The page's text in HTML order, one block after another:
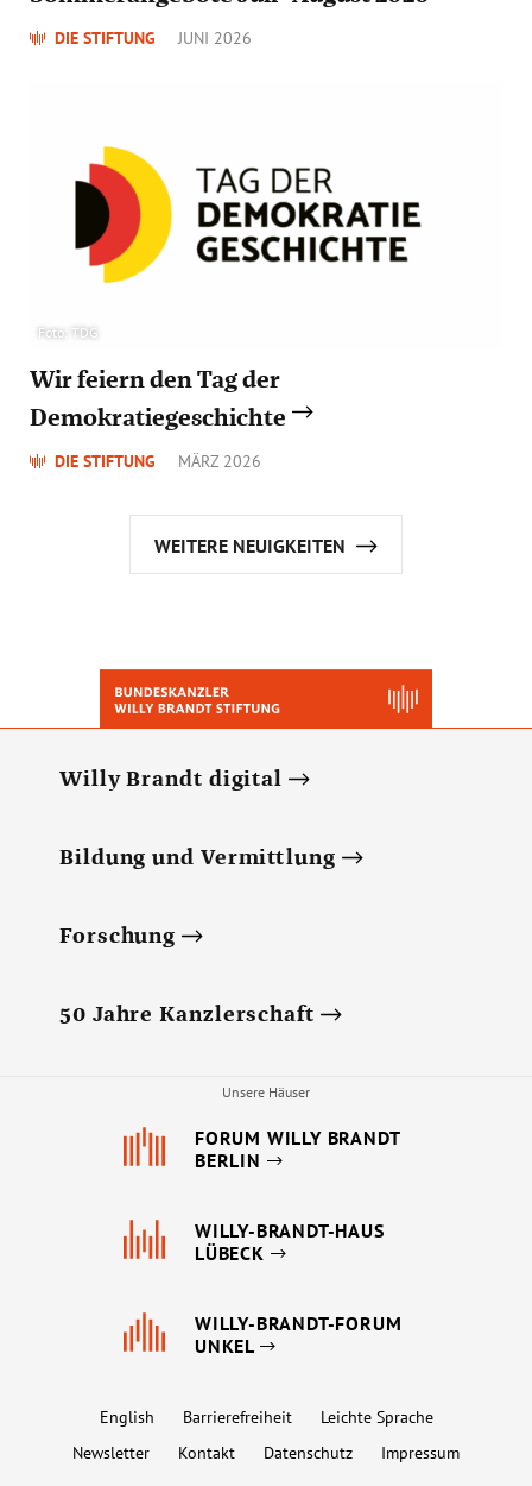
DIE STIFTUNG JUNI 2026
Foto: TDG
Wir feiern den Tag der
Demokratiegeschichte
DIE STIFTUNG MÄRZ 2026
WEITERE NEUIGKEITEN
Willy Brandt digital
Bildung und Vermittlung
Forschung
50 Jahre Kanzlerschaft
Unsere Häuser
FORUM WILLY BRANDT
BERLIN
WILLY-BRANDT-HAUS
LÜBECK
WILLY-BRANDT-FORUM
UNKEL
English Barrierefreiheit
Leichte Sprache
Newsletter
Kontakt Datenschutz Impressum